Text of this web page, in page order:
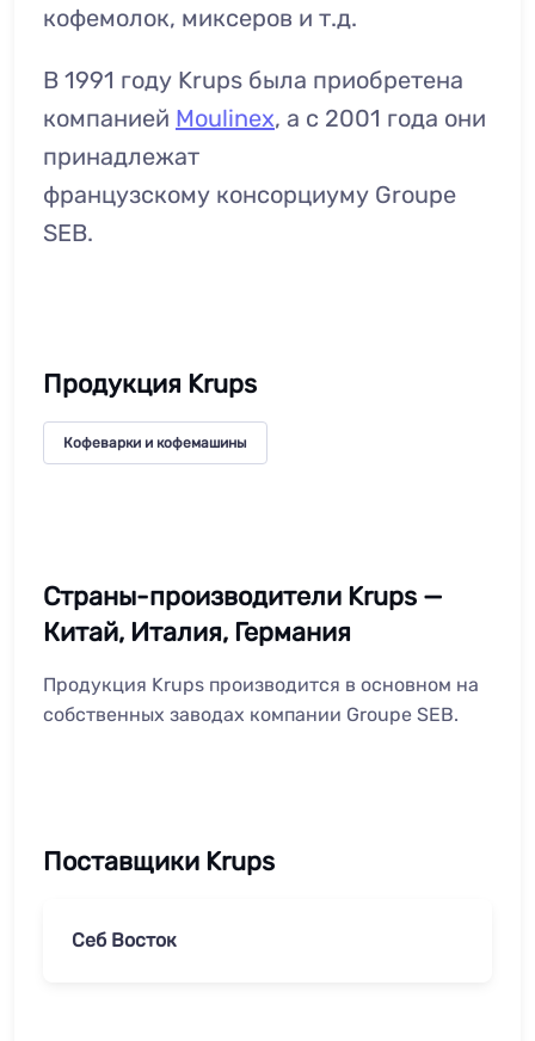
кофемолок, миксеров и т.д.
В 1991 году Krups была приобретена
компанией Moulinex, а с 2001 года они
принадлежат
французскому консорциуму Groupe
SEB.
Продукция Krups
Кофеварки и кофемашины
Страны-производители Krups —
Китай, Италия, Германия
Продукция Krups производится в основном на
собственных заводах компании Groupe SEB.
Поставщики Krups
Себ Восток